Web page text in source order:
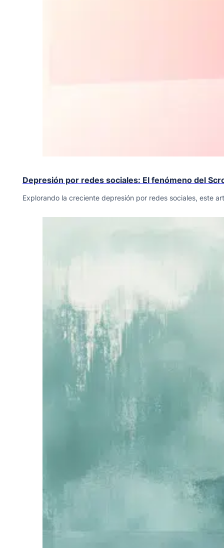
Depresión por redes sociales: El fenómeno del
Explorando la creciente depresión por redes sociales, este